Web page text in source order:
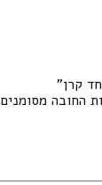
קרן”
החובה מסומנים